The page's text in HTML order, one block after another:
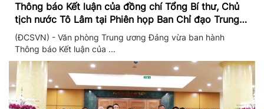
Thông báo Kết luận của đồng chí Tổng Bí thư, Chủ
tịch nước Tô Lâm tại Phiên họp Ban Chỉ đạo Trung
ương thực hiện Nghị quyết 57
(ĐCSVN) - Văn phòng Trung ương Đảng vừa ban hành
Thông báo Kết luận của ...